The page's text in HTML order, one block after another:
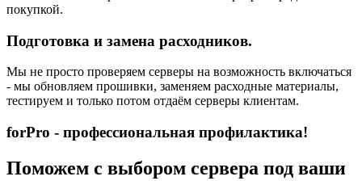
покупкой.
Подготовка и замена расходников.
Мы не просто проверяем серверы на возможность включаться
- мы обновляем прошивки, заменяем расходные материалы,
тестируем и только потом отдаём серверы клиентам.
forPro - профессиональная профилактика!
Поможем с выбором сервера под ваши